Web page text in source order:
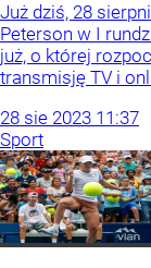
Już dziś, 28
Peterson w I
już, o której
transmisję TV i
28 sie 2023 11:37
Sport